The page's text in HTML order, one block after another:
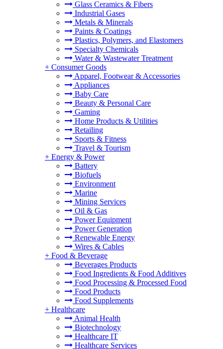
Glass Ceramics & Fibers
Industrial Gases
Metals & Minerals
Paints & Coatings
Plastics, Polymers, and Elastomers
Specialty Chemicals
Water & Wastewater Treatment
+ Consumer Goods
Apparel, Footwear & Accessories
Appliances
Baby Care
Beauty & Personal Care
Gaming
Home Products & Utilities
Retailing
Sports & Fitness
Travel & Tourism
+ Energy & Power
Battery
Biofuels
Environment
Marine
Mining Services
Oil & Gas
Power Equipment
Power Generation
Renewable Energy
Wires & Cables
+ Food & Beverage
Beverages Products
Food Ingredients & Food Additives
Food Processing & Processed Food
Food Products
Food Supplements
+ Healthcare
Animal Health
Biotechnology
Healthcare IT
Healthcare Services